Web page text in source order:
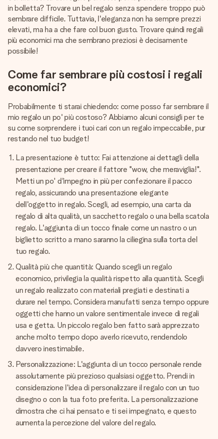
una tua foto o un messaggio che tocchi il cuore. Nessuna
complicazione, solo tanto amore per il momento perfetto.
in bolletta? Trovare un bel regalo senza spendere troppo può
sembrare difficile. Tuttavia, l'eleganza non ha sempre prezzi
elevati, ma ha a che fare col buon gusto. Trovare quindi regali
più economici ma che sembrano preziosi è decisamente
possibile!
Come far sembrare più costosi i regali
economici?
Probabilmente ti starai chiedendo: come posso far sembrare il
mio regalo un po' più costoso? Abbiamo alcuni consigli per te
su come sorprendere i tuoi cari con un regalo impeccabile, pur
restando nel tuo budget!
La presentazione è tutto: Fai attenzione ai dettagli della
presentazione per creare il fattore "wow, che meraviglia!".
Metti un po' d'impegno in più per confezionare il pacco
regalo, assicurando una presentazione elegante
dell'oggetto in regalo. Scegli, ad esempio, una carta da
regalo di alta qualità, un sacchetto regalo o una bella scatola
regalo. L'aggiunta di un tocco finale come un nastro o un
biglietto scritto a mano saranno la ciliegina sulla torta del
tuo regalo.
Qualità più che quantità: Quando scegli un regalo
economico, privilegia la qualità rispetto alla quantità. Scegli
un regalo realizzato con materiali pregiati e destinati a
durare nel tempo. Considera manufatti senza tempo oppure
oggetti che hanno un valore sentimentale invece di regali
usa e getta. Un piccolo regalo ben fatto sarà apprezzato
anche molto tempo dopo averlo ricevuto, rendendolo
davvero inestimabile.
Personalizzazione: L'aggiunta di un tocco personale rende
assolutamente più prezioso qualsiasi oggetto. Prendi in
considerazione l'idea di personalizzare il regalo con un tuo
disegno o con la tua foto preferita. La personalizzazione
dimostra che ci hai pensato e ti sei impegnato, e questo
aumenta la percezione del valore del regalo.